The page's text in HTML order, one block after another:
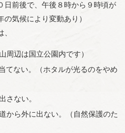
日前後で、午後８時から９時頃が
気候により変動あり）
周辺は国立公園内です）
てない。（ホタルが光るのをやめ
さない。
から外に出ない。（自然保護のた